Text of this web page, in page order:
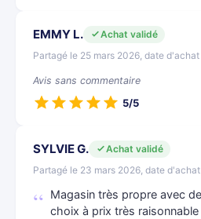
EMMY L.
Achat validé
Partagé le 25 mars 2026, date d'achat
Avis sans commentaire
5/5
SYLVIE G.
Achat validé
Partagé le 23 mars 2026, date
Magasin très propre avec
choix à prix très